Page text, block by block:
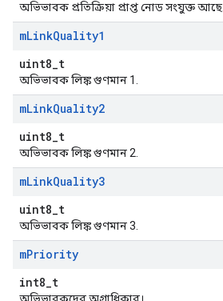
অভিভাবক প্রতিক্রিয়া প্রাপ্ত নোড সংযুক্ত আছে.
mLinkQuality1
uint8_t
অভিভাবক লিঙ্ক গুণমান 1.
mLinkQuality2
uint8_t
অভিভাবক লিঙ্ক গুণমান 2.
mLinkQuality3
uint8_t
অভিভাবক লিঙ্ক গুণমান 3.
mPriority
int8_t